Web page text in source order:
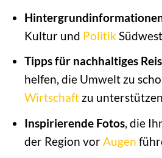
Kultur und Politik
Tipps für nachhaltiges
helfen, die Umwelt zu
Wirtschaftzu
Inspirierende Fotos, die
der Region vorAugen